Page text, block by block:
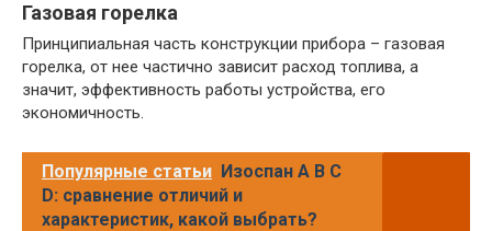
Газовая горелка
Принципиальная часть конструкции прибора – газовая
горелка, от нее частично зависит расход топлива, а
значит, эффективность работы устройства, его
экономичность.
Популярные статьи Изоспан A B C
D: сравнение отличий и
характеристик, какой выбрать?